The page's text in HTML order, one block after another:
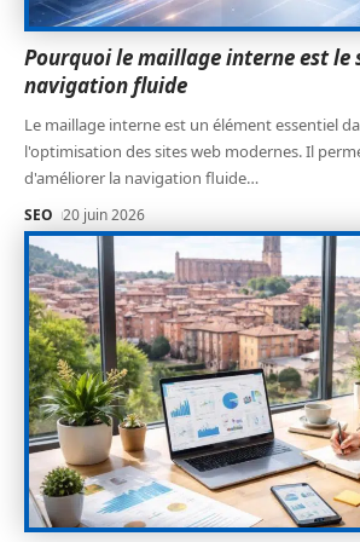
Pourquoi le maillage interne est le
navigation fluide
Le maillage interne est un élément essentiel
l'optimisation des sites web modernes. Il
d'améliorer la navigation fluide…
SEO 20 juin 2026